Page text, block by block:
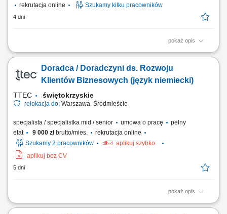
rekrutacja online
Szukamy kilku pracowników
4 dni
pokaż opis
Zakres obowiązków: Telefoniczny kontakt z klientami zainteresowanymi
edukacji finansowej. Budowanie długofalowych relacji z klientami oraz
pozyskiwanie nowych odbiorców dla partnerów biznesowych.
Doradca / Doradczyni ds. Rozwoju
Klientów Biznesowych (język niemiecki)
TTEC świętokrzyskie
relokacja do: Warszawa, Śródmieście
specjalista / specjalistka mid / senior umowa o pracę
pełny
etat
9 000 złbrutto/mies.
rekrutacja online
Szukamy 2 pracowników
aplikuj szybko
aplikuj bez CV
5 dni
pokaż opis
Opis stanowiska pozyskiwanie informacji o potencjalnych klientach i